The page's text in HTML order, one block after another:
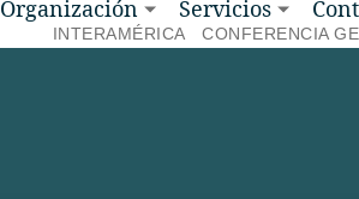
INTERAMÉRICA CONFERENCIA
Organización Servicios